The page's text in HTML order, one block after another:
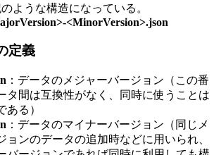
ような構造になっている。
<MinorVersion>.json
定義
：データのメジャーバージョン（この番
タ間は互換性がなく、同時に使うことは
ある）
：データのマイナーバージョン（同じメ
ョンのデータの追加時などに用いられ、